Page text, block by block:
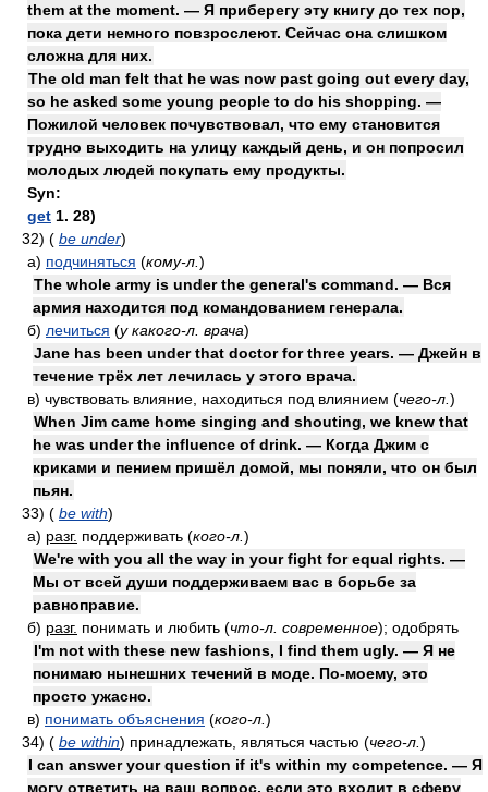
them at the moment. — Я приберегу эту книгу до тех пор,
пока дети немного повзрослеют. Сейчас она слишком
сложна для них.
The old man felt that he was now past going out every day,
so he asked some young people to do his shopping. —
Пожилой человек почувствовал, что ему становится
трудно выходить на улицу каждый день, и он попросил
молодых людей покупать ему продукты.
Syn:
get 1. 28)
32) ( be under)
а) подчиняться (кому-л. )
The whole army is under the general's command. — Вся
армия находится под командованием генерала.
б) лечиться (у какого-л. врача)
Jane has been under that doctor for three years. — Джейн в
течение трёх лет лечилась у этого врача.
в) чувствовать влияние, находиться под влиянием (чего-л. )
When Jim came home singing and shouting, we knew that
he was under the influence of drink. — Когда Джим с
криками и пением пришёл домой, мы поняли, что он был
пьян.
33) ( be with)
а) разг. поддерживать (кого-л. )
We're with you all the way in your fight for equal rights. —
Мы от всей души поддерживаем вас в борьбе за
равноправие.
б) разг. понимать и любить (что-л. современное); одобрять
I'm not with these new fashions, I find them ugly. — Я не
понимаю нынешних течений в моде. По-моему, это
просто ужасно.
в) понимать объяснения (кого-л. )
34) ( be within) принадлежать, являться частью (чего-л. )
I can answer your question if it's within my competence. — Я
могу ответить на ваш вопрос, если это входит в сферу